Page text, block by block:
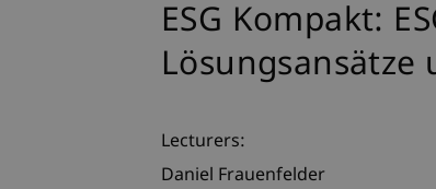
ESG Kompakt:
Lösungsansätze
Lecturers:
Daniel Frauenfelder